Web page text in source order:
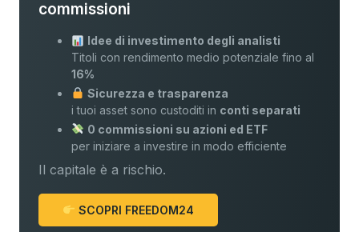
commissioni
Idee di investimento degli analisti
Titoli con rendimento medio potenziale fino al
16%
Sicurezza e trasparenza
i tuoi asset sono custoditi in conti separati
0 commissioni su azioni ed ETF
per iniziare a investire in modo efficiente
Il capitale è a rischio.
SCOPRI FREEDOM24